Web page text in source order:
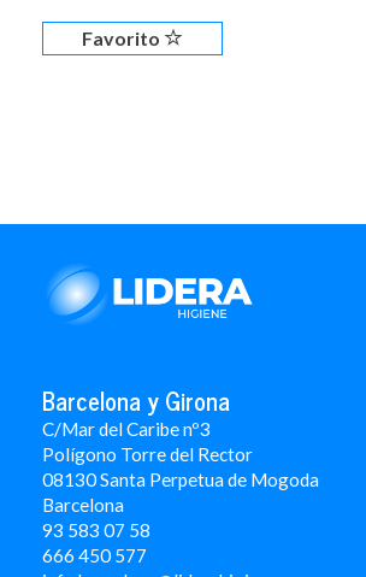
Favorito
Barcelona y Girona
C/Mar del Caribe nº3
Polígono Torre del Rector
08130 Santa Perpetua de Mogoda
Barcelona
93 583 07 58
666 450 577